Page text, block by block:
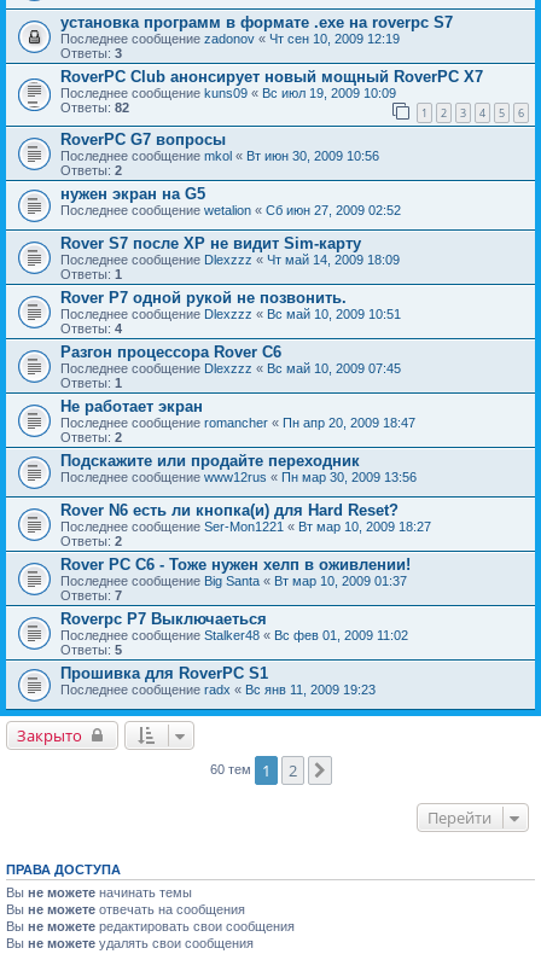
установка программ в формате .exe на roverpc S7
Последнее сообщение zadonov « Чт сен 10, 2009 12:19
Ответы: 3
RoverPC Club анонсирует новый мощный RoverPC X7
Последнее сообщение kuns09 « Вс июл 19, 2009 10:09
Ответы: 82 1 2 3 4 5 6
RoverPC G7 вопросы
Последнее сообщение mkol « Вт июн 30, 2009 10:56
Ответы: 2
нужен экран на G5
Последнее сообщение wetalion « Сб июн 27, 2009 02:52
Rover S7 после ХР не видит Sim-карту
Последнее сообщение Dlexzzz « Чт май 14, 2009 18:09
Ответы: 1
Rover P7 одной рукой не позвонить.
Последнее сообщение Dlexzzz « Вс май 10, 2009 10:51
Ответы: 4
Разгон процессора Rover C6
Последнее сообщение Dlexzzz « Вс май 10, 2009 07:45
Ответы: 1
Не работает экран
Последнее сообщение romancher « Пн апр 20, 2009 18:47
Ответы: 2
Подскажите или продайте переходник
Последнее сообщение www12rus « Пн мар 30, 2009 13:56
Rover N6 есть ли кнопка(и) для Hard Reset?
Последнее сообщение Ser-Mon1221 « Вт мар 10, 2009 18:27
Ответы: 2
Rover PC C6 - Тоже нужен хелп в оживлении!
Последнее сообщение Big Santa « Вт мар 10, 2009 01:37
Ответы: 7
Rоverpc P7 Выключаеться
Последнее сообщение Stalker48 « Вс фев 01, 2009 11:02
Ответы: 5
Прошивка для RoverPC S1
Последнее сообщение radx « Вс янв 11, 2009 19:23
Закрыто
60 тем 1 2
Перейти
ПРАВА ДОСТУПА
Вы не можете начинать темы
Вы не можете отвечать на сообщения
Вы не можете редактировать свои сообщения
Вы не можете удалять свои сообщения